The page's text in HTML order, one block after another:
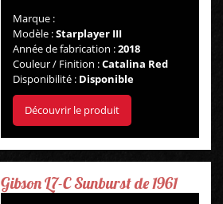
Marque :
Modèle :Starplayer III
Année de fabrication :2018
Couleur / Finition :Catalina Red
Disponibilité : Disponible
Découvrir le produit
Gibson L7-C Sunburst de 1961